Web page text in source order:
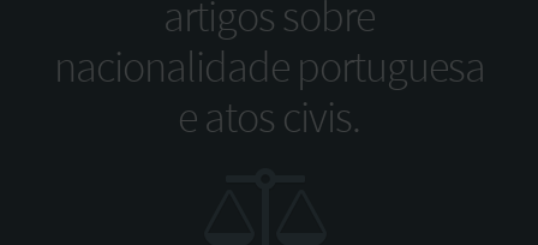
artigos sobre
nacionalidade portuguesa
e atos civis.